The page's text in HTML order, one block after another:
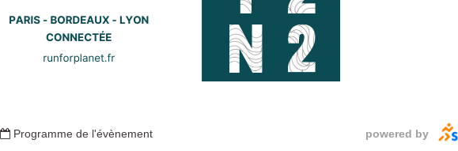
Programme de l'évènement powered by